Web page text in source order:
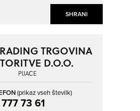
SHRANI
TRGOVINA
D.O.O.
PIJAČE
(prikaz vseh številk)
73 61